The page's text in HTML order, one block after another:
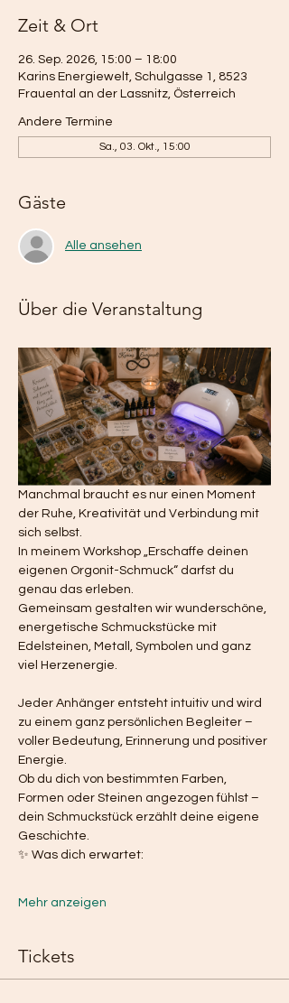
Zeit & Ort
26. Sep. 2026, 15:00 – 18:00
Karins Energiewelt, Schulgasse 1, 8523
Frauental an der Lassnitz, Österreich
Andere Termine
Sa., 03. Okt., 15:00
Gäste
Alle ansehen
Über die Veranstaltung
Manchmal braucht es nur einen Moment
der Ruhe, Kreativität und Verbindung mit
sich selbst.
In meinem Workshop „Erschaffe deinen
eigenen Orgonit-Schmuck“ darfst du
genau das erleben.
Gemeinsam gestalten wir wunderschöne,
energetische Schmuckstücke mit
Edelsteinen, Metall, Symbolen und ganz
viel Herzenergie.
Jeder Anhänger entsteht intuitiv und wird
zu einem ganz persönlichen Begleiter –
voller Bedeutung, Erinnerung und positiver
Energie.
Ob du dich von bestimmten Farben,
Formen oder Steinen angezogen fühlst –
dein Schmuckstück erzählt deine eigene
Geschichte.
✨ Was dich erwartet:
Mehr anzeigen
Tickets